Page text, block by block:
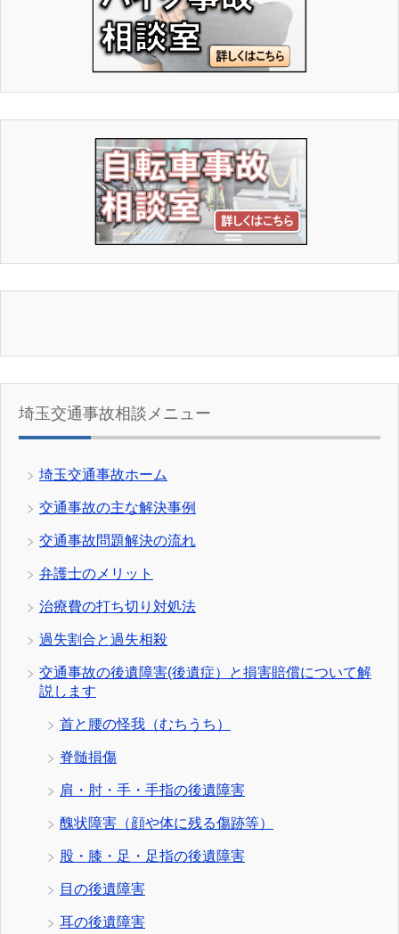
埼玉交通事故相談メニュー
埼玉交通事故ホーム
交通事故の主な解決事例
交通事故問題解決の流れ
弁護士のメリット
治療費の打ち切り対処法
過失割合と過失相殺
交通事故の後遺障害(後遺症）と損害賠償について解
説します
首と腰の怪我（むちうち）
脊髄損傷
肩・肘・手・手指の後遺障害
醜状障害（顔や体に残る傷跡等）
股・膝・足・足指の後遺障害
目の後遺障害
耳の後遺障害